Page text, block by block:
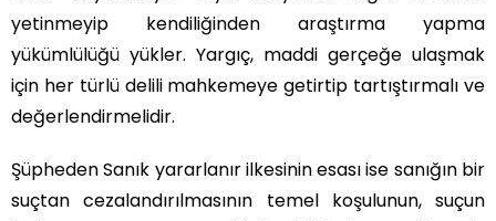
yetinmeyip kendiliğinden araştırma yapma
yükümlülüğü yükler. Yargıç, maddi gerçeğe ulaşmak
için her türlü delili mahkemeye getirtip tartıştırmalı ve
değerlendirmelidir.
Şüpheden Sanık yararlanır ilkesinin esası ise sanığın bir
suçtan cezalandırılmasının temel koşulunun, suçun